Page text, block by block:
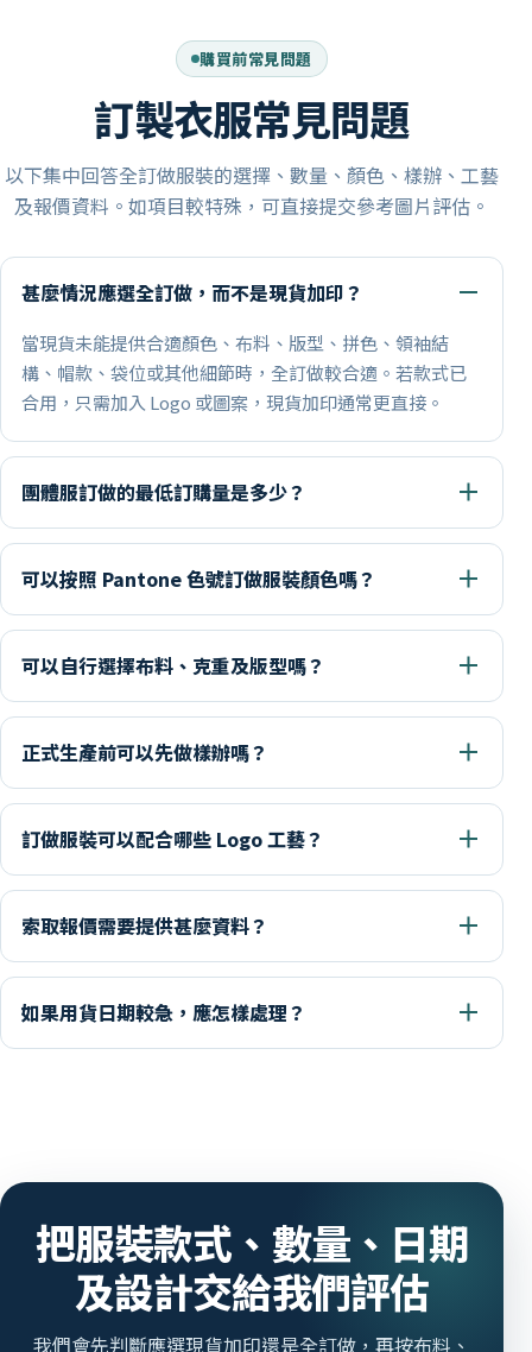
購買前常見問題
訂製衣服常見問題
以下集中回答全訂做服裝的選擇、數量、顏色、樣辦、工藝
及報價資料。如項目較特殊，可直接提交參考圖片評估。
甚麼情況應選全訂做，而不是現貨加印？
當現貨未能提供合適顏色、布料、版型、拼色、領袖結
構、帽款、袋位或其他細節時，全訂做較合適。若款式已
合用，只需加入 Logo 或圖案，現貨加印通常更直接。
團體服訂做的最低訂購量是多少？
可以按照 Pantone 色號訂做服裝顏色嗎？
可以自行選擇布料、克重及版型嗎？
正式生產前可以先做樣辦嗎？
訂做服裝可以配合哪些 Logo 工藝？
索取報價需要提供甚麼資料？
如果用貨日期較急，應怎樣處理？
把服裝款式、數量、日期
及設計交給我們評估
我們會先判斷應選現貨加印還是全訂做，再按布料、